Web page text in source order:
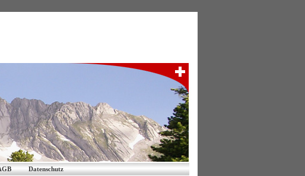
Datenschutz